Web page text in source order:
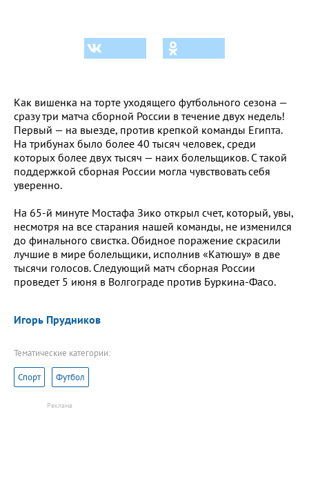
Как вишенка на торте уходящего футбольного сезона —
сразу три матча сборной России в течение двух недель!
Первый — на выезде, против крепкой команды Египта.
На трибунах было более 40 тысяч человек, среди
которых более двух тысяч — наих болельщиков. С такой
поддержкой сборная России могла чувствовать себя
уверенно.
На 65-й минуте Мостафа Зико открыл счет, который, увы,
несмотря на все старания нашей команды, не изменился
до финального свистка. Обидное поражение скрасили
лучшие в мире болельщики, исполнив «Катюшу» в две
тысячи голосов. Следующий матч сборная России
проведет 5 июня в Волгограде против Буркина-Фасо.
Игорь Прудников
Тематические категории:
Спорт Футбол